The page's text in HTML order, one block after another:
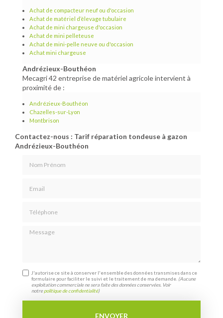
Achat de compacteur neuf ou d'occasion
Achat de matériel d’élevage tubulaire
Achat de mini chargeuse d'occasion
Achat de mini pelleteuse
Achat de mini-pelle neuve ou d'occasion
Achat mini chargeuse
Andrézieux-Bouthéon
Mecagri 42 entreprise de matériel agricole intervient à
proximité de :
Andrézieux-Bouthéon
Chazelles-sur-Lyon
Montbrison
Contactez-nous : Tarif réparation tondeuse à gazon
Andrézieux-Bouthéon
Message
J'autorise ce site à conserver l'ensemble des données transmises dans ce
formulaire pour faciliter le suivi et le traitement de ma demande. (Aucune
exploitation commerciale ne sera faite des données conservées. Voir
notrepolitique de confidentialité)